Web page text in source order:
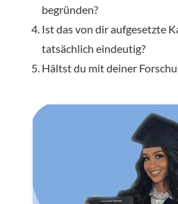
begründen?
Ist das von dir aufgesetzte
tatsächlich eindeutig?
Hältst du mit deiner